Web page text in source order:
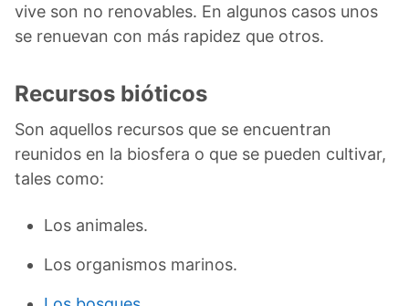
vive son no renovables. En algunos casos unos
se renuevan con más rapidez que otros.
Recursos bióticos
Son aquellos recursos que se encuentran
reunidos en la biosfera o que se pueden cultivar,
tales como:
Los animales.
Los organismos marinos.